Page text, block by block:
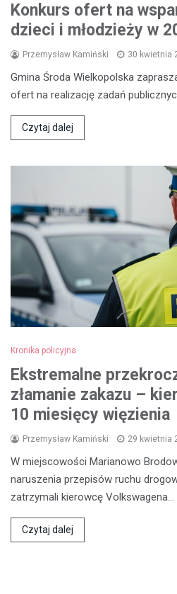
Konkurs ofert na
dzieci i młodzieży w
Przemysław Kamiński 30 kwietnia
Gmina Środa Wielkopolska
ofert na realizację zadań
Czytaj dalej
Kronika policyjna
Ekstremalne
złamanie zakazu –
10 miesięcy więzienia
Przemysław Kamiński 29 kwietnia
W miejscowości Marianowo
naruszenia przepisów ruchu
zatrzymali kierowcę Volkswagena…
Czytaj dalej